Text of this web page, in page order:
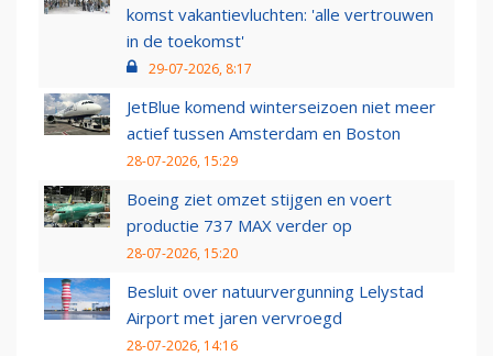
komst vakantievluchten: 'alle vertrouwen
in de toekomst'
29-07-2026, 8:17
JetBlue komend winterseizoen niet meer
actief tussen Amsterdam en Boston
28-07-2026, 15:29
Boeing ziet omzet stijgen en voert
productie 737 MAX verder op
28-07-2026, 15:20
Besluit over natuurvergunning Lelystad
Airport met jaren vervroegd
28-07-2026, 14:16